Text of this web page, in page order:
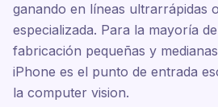
ganando en líneas ultrarrápidas
especializada. Para la mayoría
fabricación pequeñas y
iPhone es el punto de entrada
la computer vision.